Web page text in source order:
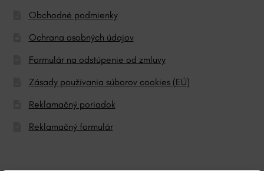
Obchodné podmienky
Ochrana osobných údajov
Formulár na odstúpenie od zmluvy
Zásady používania súborov cookies (EÚ)
Reklamačný poriadok
Reklamačný formulár